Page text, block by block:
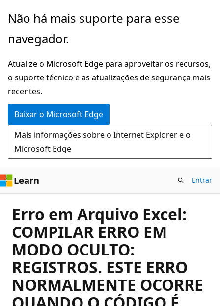
Pular
o
principal
Não há mais suporte para esse
navegador.
Atualize o Microsoft Edge para aproveitar os recursos,
o suporte técnico e as atualizações de segurança mais
recentes.
Baixar o Microsoft Edge
Mais informações sobre o Internet Explorer e o
Microsoft Edge
Learn Entrar
Erro em Arquivo Excel:
COMPILAR ERRO EM
MODO OCULTO:
REGISTROS. ESTE ERRO
NORMALMENTE OCORRE